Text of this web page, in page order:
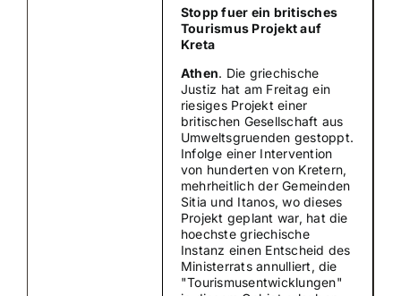
Suche
nach:
Stopp fuer ein britisches
Tourismus Projekt auf
Kreta
Athen. Die griechische
Justiz hat am Freitag ein
riesiges Projekt einer
britischen Gesellschaft aus
Umweltsgruenden gestoppt.
Infolge einer Intervention
von hunderten von Kretern,
mehrheitlich der Gemeinden
Sitia und Itanos, wo dieses
Projekt geplant war, hat die
hoechste griechische
Instanz einen Entscheid des
Ministerrats annulliert, die
"Tourismusentwicklungen"